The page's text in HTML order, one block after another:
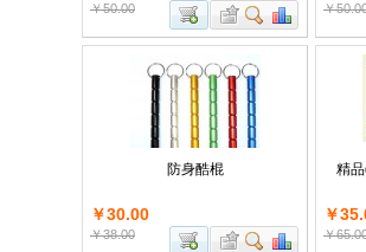
￥50.00 ￥
防身酷棍
￥30.00
￥38.00
精
￥
￥